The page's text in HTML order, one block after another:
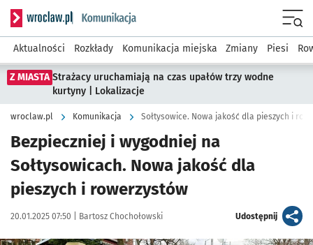
Serwis informacyjny wroclaw.pl podserwis: Komunikacja
Aktualności Rozkłady Komunikacja miejska Zmiany Piesi
Z MIASTA Strażacy uruchamiają na czas upałów trzy wodne
kurtyny | Lokalizacje
wroclaw.pl Komunikacja Sołtysowice. Nowa jakość dla pieszych i
Bezpieczniej i wygodniej na
Sołtysowicach. Nowa jakość dla
pieszych i rowerzystów
Data publikacji:
20.01.2025 07:50 | Autor:
Bartosz Chochołowski Udostępnijartykuł